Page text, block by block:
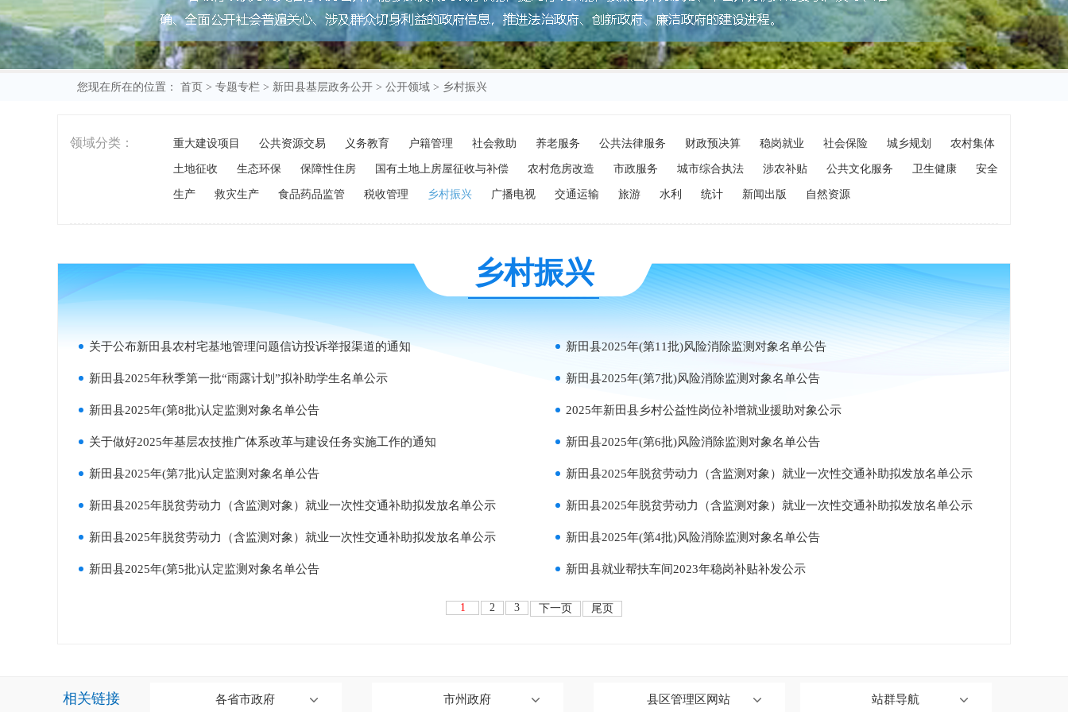
您现在所在的位置： 首页 > 专题专栏 > 新田县基层政务公开 > 公开领域 > 乡村振兴
领域分类： 重大建设项目 公共资源交易 义务教育 户籍管理 社会救助 养老服务 公共法律服务 财政预决算 稳岗就业 社会保险 城乡规划 农村集体
土地征收 生态环保 保障性住房 国有土地上房屋征收与补偿 农村危房改造 市政服务 城市综合执法 涉农补贴 公共文化服务 卫生健康 安全
生产 救灾生产 食品药品监管 税收管理 乡村振兴 广播电视 交通运输 旅游 水利 统计 新闻出版 自然资源
乡村振兴
关于公布新田县农村宅基地管理问题信访投诉举报渠道的通知 新田县2025年(第11批)风险消除监测对象名单公告
新田县2025年秋季第一批“雨露计划”拟补助学生名单公示 新田县2025年(第7批)风险消除监测对象名单公告
新田县2025年(第8批)认定监测对象名单公告 2025年新田县乡村公益性岗位补增就业援助对象公示
关于做好2025年基层农技推广体系改革与建设任务实施工作的通知 新田县2025年(第6批)风险消除监测对象名单公告
新田县2025年(第7批)认定监测对象名单公告 新田县2025年脱贫劳动力（含监测对象）就业一次性交通补助拟发放名单公示
新田县2025年脱贫劳动力（含监测对象）就业一次性交通补助拟发放名单公示 新田县2025年脱贫劳动力（含监测对象）就业一次性交通补助拟发放名单公示
新田县2025年脱贫劳动力（含监测对象）就业一次性交通补助拟发放名单公示 新田县2025年(第4批)风险消除监测对象名单公告
新田县2025年(第5批)认定监测对象名单公告 新田县就业帮扶车间2023年稳岗补贴补发公示
1 2 3 下一页 尾页
相关链接 各省市政府 市州政府 县区管理区网站 站群导航